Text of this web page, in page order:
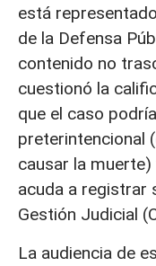
está
de la Defensa
contenido no
cuestionó la
que el caso
preterintencional
causar la
acuda a registrar
Gestión Judicial
La audiencia de